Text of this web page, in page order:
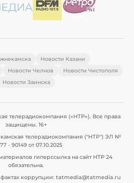
Новости Казани
Новости Челнов
Новости Чистополя
Новости Заинска
телерадиокомпания («НТР»). Все права
защищены. 16+
телерадиокомпания ("НТР") ЭЛ №
- 90149 от 07.10.2025
гиперссылка на сайт НТР 24
обязательна.
коррупции: tatmedia@tatmedia.ru